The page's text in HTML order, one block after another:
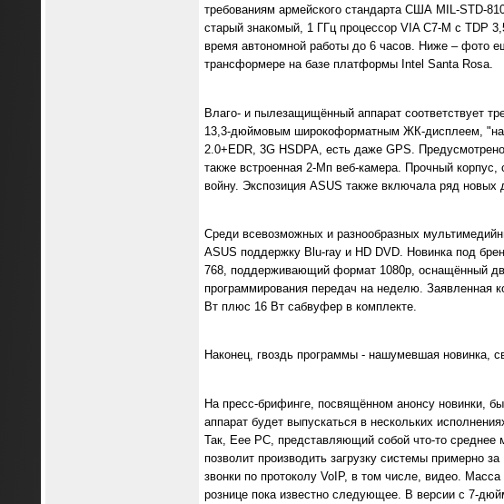
требованиям армейского стандарта США MIL-STD-
старый знакомый, 1 ГГц процессор VIA C7-M с TDP
время автономной работы до 6 часов. Ниже – фото
трансформере на базе платформы Intel Santa Rosa.
Влаго- и пылезащищённый аппарат соответствует
13,3-дюймовым широкоформатным ЖК-дисплеем,
2.0+EDR, 3G HSDPA, есть даже GPS.
также встроенная 2-Мп веб-камера. Прочный
войну. Экспозиция ASUS также включала ряд новых
Среди всевозможных и разнообразных
ASUS поддержку Blu-ray и HD DVD. Новинка под
768, поддерживающий формат 1080p, оснащённый
программирования передач на неделю. Заявленная
Вт плюс 16 Вт сабвуфер в комплекте.
Наконец, гвоздь программы - нашумевшая новинка,
На пресс-брифинге, посвящённом анонсу новинки,
аппарат будет выпускаться в нескольких
Так, Eee PC, представляющий собой что-то
позволит производить загрузку системы примерно
звонки по протоколу VoIP, в том числе, видео.
рознице пока известно следующее. В версии с 7-